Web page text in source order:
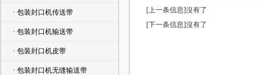
· 包装封口机传送带
· 包装封口机输送带
· 包装封口机皮带
· 包装封口机无缝输送带
[上一条信息]沒有了
[下一条信息]沒有了